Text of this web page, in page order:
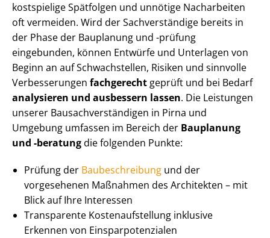
kostspielige Spätfolgen und unnötige Nacharbeiten
oft vermeiden. Wird der Sachverständige bereits in
der Phase der Bauplanung und -prüfung
eingebunden, können Entwürfe und Unterlagen von
Beginn an auf Schwachstellen, Risiken und sinnvolle
Verbesserungen fachgerecht geprüft und bei Bedarf
analysieren und ausbessern lassen. Die Leistungen
unserer Bau­sach­ver­stän­di­gen in Pirna und
Umgebung umfassen im Bereich der Bauplanung
und -beratungdie folgenden Punkte:
Prüfung der Baubeschreibung und der
vorgesehenen Maßnahmen des Architekten – mit
Blick auf Ihre Interessen
Transparente Kos­ten­auf­stel­lung inklusive
Erkennen von Ein­spar­po­ten­zia­len